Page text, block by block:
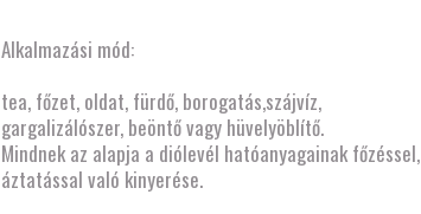
Alkalmazási mód:
tea, főzet, oldat, fürdő, borogatás,szájvíz,
gargalizálószer, beöntő vagy hüvelyöblítő.
Mindnek az alapja a diólevél hatóanyagainak főzéssel,
áztatással való kinyerése.